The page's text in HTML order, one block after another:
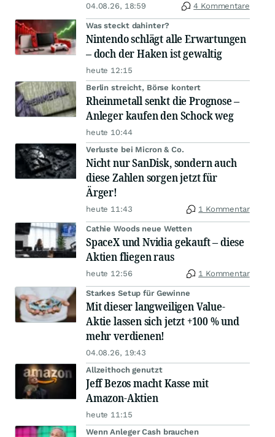
04.08.26, 18:59 4 Kommentare
Was steckt dahinter?
Nintendo schlägt alle Erwartungen
– doch der Haken ist gewaltig
heute 12:15
Berlin streicht, Börse kontert
Rheinmetall senkt die Prognose –
Anleger kaufen den Schock weg
heute 10:44
Verluste bei Micron & Co.
Nicht nur SanDisk, sondern auch
diese Zahlen sorgen jetzt für
Ärger!
heute 11:43 1 Kommentar
Cathie Woods neue Wetten
SpaceX und Nvidia gekauft – diese
Aktien fliegen raus
heute 12:56 1 Kommentar
Starkes Setup für Gewinne
Mit dieser langweiligen Value-
Aktie lassen sich jetzt +100 % und
mehr verdienen!
04.08.26, 19:43
Allzeithoch genutzt
Jeff Bezos macht Kasse mit
Amazon-Aktien
heute 11:15
Wenn Anleger Cash brauchen